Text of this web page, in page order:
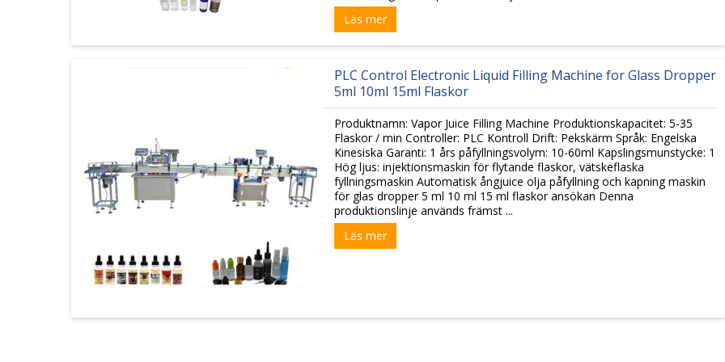
Läs mer
PLC Control Electronic Liquid Filling Machine for Glass Dropper
5ml 10ml 15ml Flaskor
Produktnamn: Vapor Juice Filling Machine Produktionskapacitet: 5-35
Flaskor / min Controller: PLC Kontroll Drift: Pekskärm Språk: Engelska
Kinesiska Garanti: 1 års påfyllningsvolym: 10-60ml Kapslingsmunstycke: 1
Hög ljus: injektionsmaskin för flytande flaskor, vätskeflaska
fyllningsmaskin Automatisk ångjuice olja påfyllning och kapning maskin
för glas dropper 5 ml 10 ml 15 ml flaskor ansökan Denna
produktionslinje används främst ...
Läs mer